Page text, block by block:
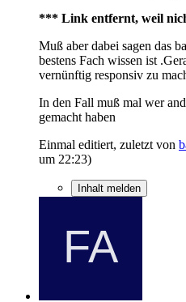
*** Link entfernt, weil
Muß aber dabei sagen das
bestens Fach wissen ist
vernünftig responsiv zu
In den Fall muß mal wer
gemacht haben
Einmal editiert, zuletzt von
um 22:23)
Inhalt melden